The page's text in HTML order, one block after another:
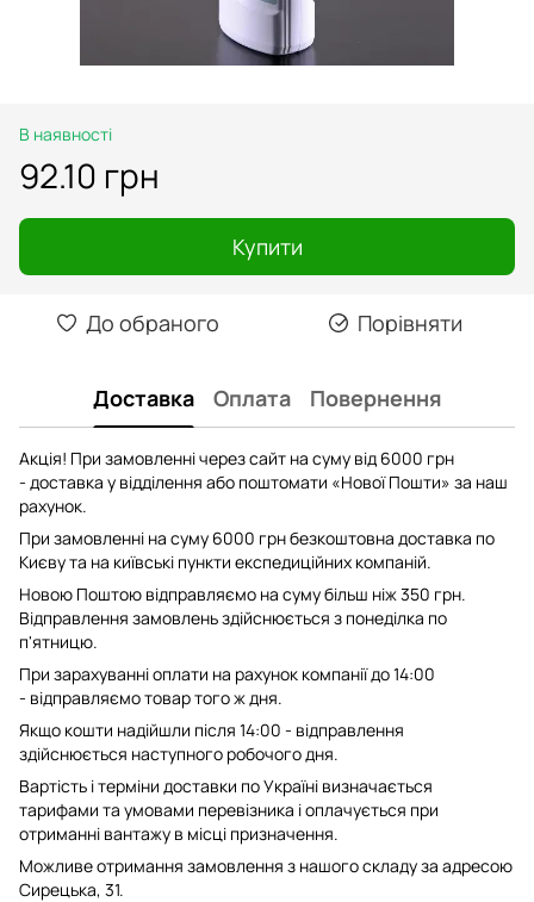
В наявності
92.10 грн
Купити
До обраного Порівняти
Доставка Оплата Повернення
Акція! При замовленні через сайт на суму від 6000 грн
- доставка у відділення або поштомати «Нової Пошти» за наш
рахунок.
При замовленні на суму 6000 грн безкоштовна доставка по
Києву та на київські пункти експедиційних компаній.
Новою Поштою відправляємо на суму більш ніж 350 грн.
Відправлення замовлень здійснюється з понеділка по
п'ятницю.
При зарахуванні оплати на рахунок компанії до 14:00
- відправляємо товар того ж дня.
Якщо кошти надійшли після 14:00 - відправлення
здійснюється наступного робочого дня.
Вартість і терміни доставки по Україні визначається
тарифами та умовами перевізника і оплачується при
отриманні вантажу в місці призначення.
Можливе отримання замовлення з нашого складу за адресою
Сирецька, 31.